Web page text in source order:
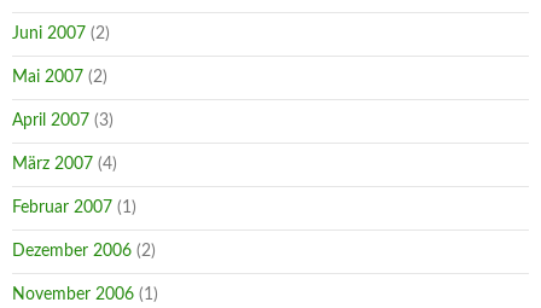
Juni 2007 (2)
Mai 2007 (2)
April 2007 (3)
März 2007 (4)
Februar 2007 (1)
Dezember 2006 (2)
November 2006 (1)